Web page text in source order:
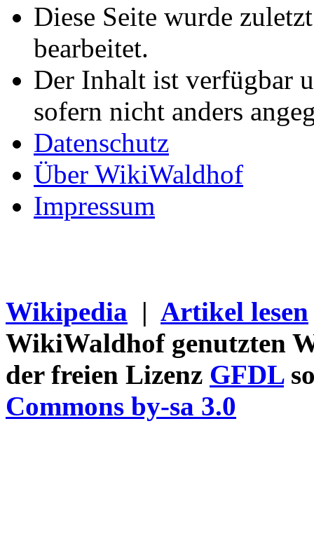
Diese Seite wurde
bearbeitet.
Der Inhalt ist verfügbar
sofern nicht anders
Datenschutz
Über WikiWaldhof
Impressum
Wikipedia | Artikel lesen
WikiWaldhof genutzten
der freien Lizenz GFDL
Commons by-sa 3.0